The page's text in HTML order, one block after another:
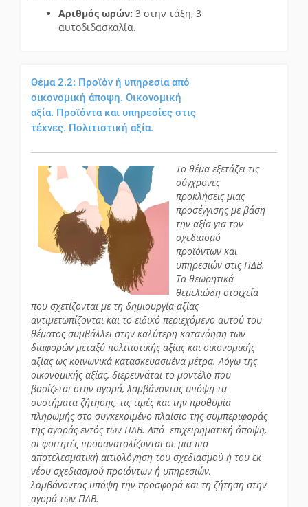
Αριθμός ωρών: 3 στην τάξη, 3
αυτοδιδασκαλία.
Θέμα 2.2: Προϊόν ή υπηρεσία από
οικονομική άποψη. Οικονομική
αξία. Προϊόντα και υπηρεσίες στις
τέχνες. Πολιτιστική αξία.
Το θέμα εξετάζει τις
σύγχρονες
προκλήσεις μιας
προσέγγισης με βάση
την αξία για τον
σχεδιασμό
προϊόντων και
υπηρεσιών στις ΠΔΒ.
Τα θεωρητικά
θεμελιώδη στοιχεία
που σχετίζονται με τη δημιουργία αξίας
αντιμετωπίζονται και το ειδικό περιεχόμενο αυτού του
θέματος συμβάλλει στην καλύτερη κατανόηση των
διαφορών μεταξύ πολιτιστικής αξίας και οικονομικής
αξίας ως κοινωνικά κατασκευασμένα μέτρα. Λόγω της
οικονομικής αξίας, διερευνάται το μοντέλο που
βασίζεται στην αγορά, λαμβάνοντας υπόψη τα
συστήματα ζήτησης, τις τιμές και την προθυμία
πληρωμής στο συγκεκριμένο πλαίσιο της συμπεριφοράς
της αγοράς εντός των ΠΔΒ. Aπό επιχειρηματική άποψη,
οι φοιτητές προσανατολίζονται σε μια πιο
αποτελεσματική αιτιολόγηση του σχεδιασμού ή του εκ
νέου σχεδιασμού προϊόντων ή υπηρεσιών,
λαμβάνοντας υπόψη την προσφορά και τη ζήτηση στην
αγορά των ΠΔΒ.